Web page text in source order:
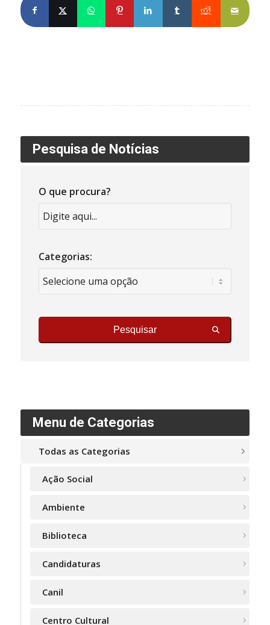
Partilhe no Facebook
Partilhe no X
Share on WhatsApp
Partilhe no Pinterest
Partilhe no LinkedIn
Partilhe no Tumblr
Partilhe no
Pesquisa de Notícias
O que procura?
Categorias:
Pesquisar
Menu de Categorias
Todas as Categorias
Ação Social
Ambiente
Biblioteca
Candidaturas
Canil
Centro Cultural